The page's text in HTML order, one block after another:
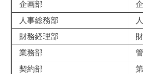
企画部
人事総務部
財務経理部
業務部
契約部